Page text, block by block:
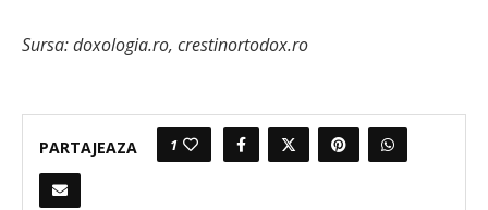
Sursa: doxologia.ro, crestinortodox.ro
PARTAJEAZA 1